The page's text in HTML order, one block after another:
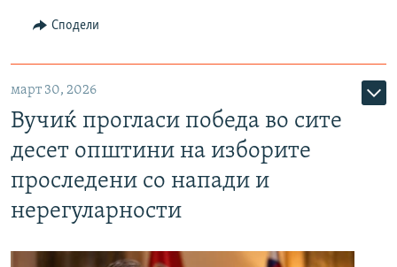
Сподели
март 30, 2026
Вучиќ прогласи победа во сите
десет општини на изборите
проследени со напади и
нерегуларности